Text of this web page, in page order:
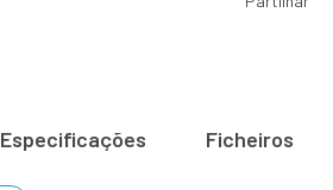
Especificações Ficheiros